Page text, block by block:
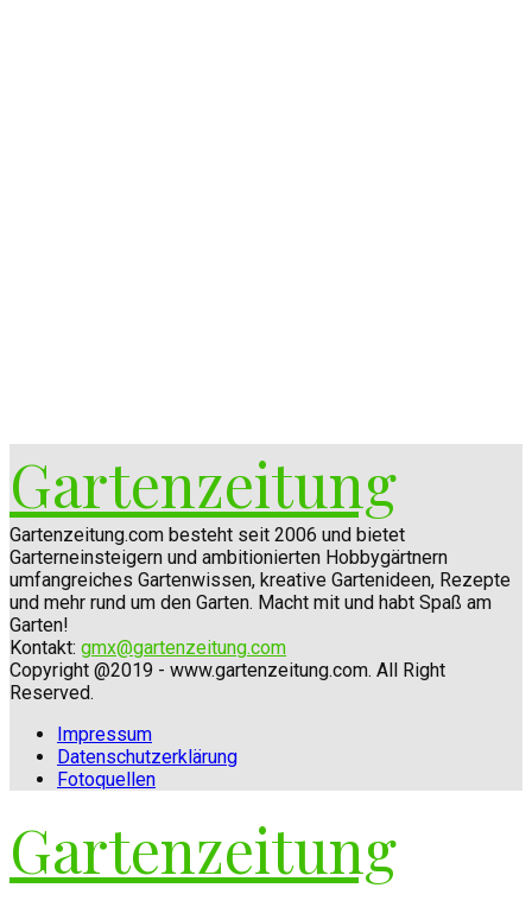
Gartenzeitung
Gartenzeitung.com besteht seit 2006 und bietet
Garterneinsteigern und ambitionierten Hobbygärtnern
umfangreiches Gartenwissen, kreative Gartenideen, Rezepte
und mehr rund um den Garten. Macht mit und habt Spaß am
Garten!
Kontakt: gmx@gartenzeitung.com
Copyright @2019 - www.gartenzeitung.com. All Right
Reserved.
Impressum
Datenschutzerklärung
Fotoquellen
Gartenzeitung